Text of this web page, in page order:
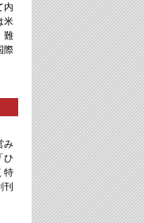
内
米
難
際
み
ひ
特
刊